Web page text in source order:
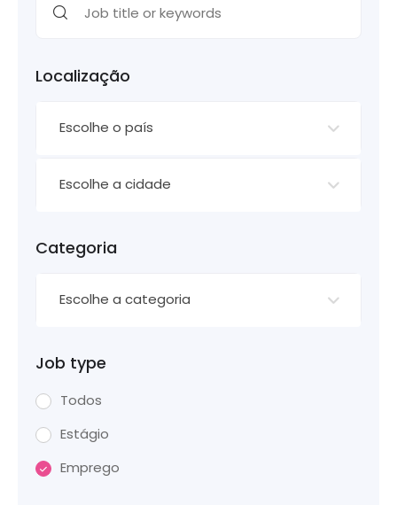
Localização
Escolhe o país
Escolhe a cidade
Categoria
Escolhe a categoria
Job type
Todos
Estágio
Emprego